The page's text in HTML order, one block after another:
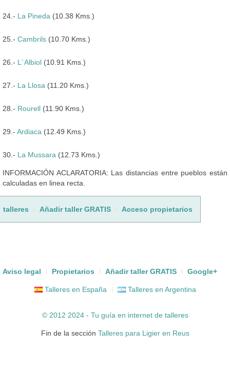
24.- La Pineda (10.38 Kms.)
25.- Cambrils (10.70 Kms.)
26.- L´Albiol (10.91 Kms.)
27.- La Llosa (11.20 Kms.)
28.- Rourell (11.90 Kms.)
29.- Ardiaca (12.49 Kms.)
30.- La Mussara (12.73 Kms.)
INFORMACIÓN ACLARATORIA: Las distancias entre pueblos están
calculadas en linea recta.
talleres Añadir taller GRATIS Acceso propietarios
Aviso legal Propietarios Añadir taller GRATIS Google+
Talleres en España Talleres en Argentina
© 2012 2024 - Tu guía en internet de talleres
Fin de la sección Talleres para Ligier en Reus